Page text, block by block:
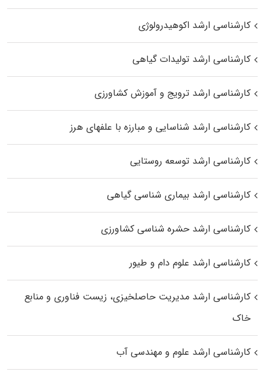
کارشناسی ارشد اکوهیدرولوژی
کارشناسی ارشد تولیدات گیاهی
کارشناسی ارشد ترویج و آموزش کشاورزی
کارشناسی ارشد شناسایی و مبارزه با علفهای هرز
کارشناسی ارشد توسعه روستایی
کارشناسی ارشد بیماری‌ شناسی گیاهی
کارشناسی ارشد حشره‌ شناسی کشاورزی
کارشناسی ارشد علوم دام و طیور
کارشناسی ارشد مدیریت حاصلخیزی، زیست فناوری و منابع
خاک
کارشناسی ارشد علوم و مهندسی آب